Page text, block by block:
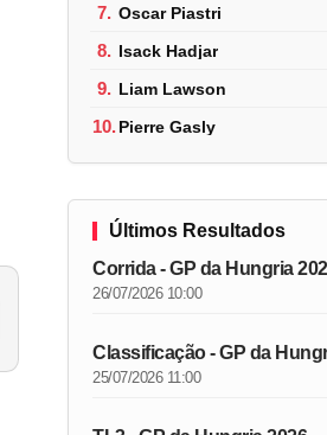
7. Oscar Piastri
8. Isack Hadjar
9. Liam Lawson
10.Pierre Gasly
Últimos Resultados
Corrida - GP da Hungria
26/07/2026 10:00
Classificação - GP da
25/07/2026 11:00